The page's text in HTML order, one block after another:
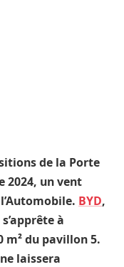
de la Porte
2024, un vent
BYD,
à
m² du pavillon 5.
laissera